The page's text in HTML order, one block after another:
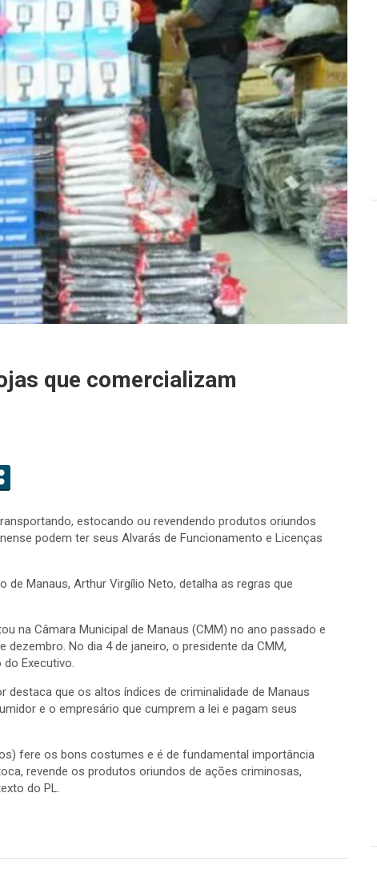
que comercializam
estocando ou revendendo produtos oriundos
podem ter seus Alvarás de Funcionamento e Licenças
Manaus, Arthur Virgílio Neto, detalha as regras que
na Câmara Municipal de Manaus (CMM) no ano passado e
No dia 4 de janeiro, o presidente da CMM,
Executivo.
que os altos índices de criminalidade de Manaus
e o empresário que cumprem a lei e pagam seus
fere os bons costumes e é de fundamental importância
revende os produtos oriundos de ações criminosas,
do PL.